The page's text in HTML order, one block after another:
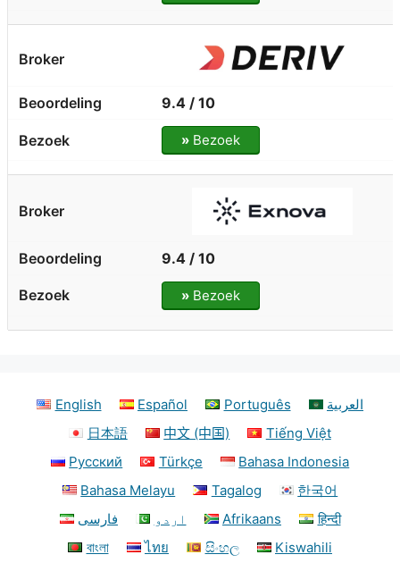
9.4 / 10
»Bezoek
9.4 / 10
»Bezoek
English Español Português
العربية
日本語
中文 (中国)
Tiếng Việt
Русский
Türkçe
Bahasa Indonesia
Bahasa Melayu
Tagalog
한국어
فارسی
اردو Afrikaans
हिन्दी
বাংলা
ไทย සිංහල Kiswahili